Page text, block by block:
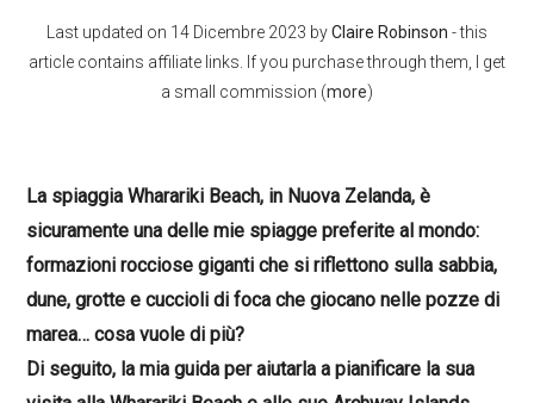
Last updated on 14 Dicembre 2023 byClaire Robinson - this
article contains affiliate links. If you purchase through them, I get
a small commission (more)
La spiaggia Wharariki Beach, in Nuova Zelanda, è
sicuramente una delle mie spiagge preferite al mondo:
formazioni rocciose giganti che si riflettono sulla sabbia,
dune, grotte e cuccioli di foca che giocano nelle pozze di
marea… cosa vuole di più?
Di seguito, la mia guida per aiutarla a pianificare la sua